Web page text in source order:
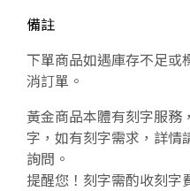
備註
下單商品如遇庫存不足或
消訂單。
黃金商品本體有刻字服務
字，如有刻字需求，詳情
詢問。
提醒您！刻字需酌收刻字